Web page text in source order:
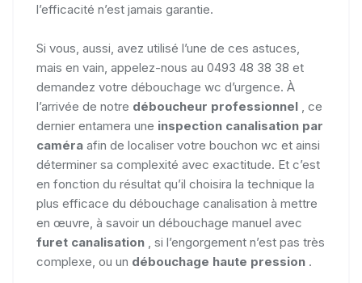
l’efficacité n’est jamais garantie.
Si vous, aussi, avez utilisé l’une de ces astuces,
mais en vain, appelez-nous au 0493 48 38 38 et
demandez votre débouchage wc d’urgence. À
l’arrivée de notre déboucheur professionnel
, ce
dernier entamera une inspection canalisation par
caméra afin de localiser votre bouchon wc et ainsi
déterminer sa complexité avec exactitude. Et c’est
en fonction du résultat qu’il choisira la technique la
plus efficace du débouchage canalisation à mettre
en œuvre, à savoir un débouchage manuel avec
furet canalisation
, si l’engorgement n’est pas très
complexe, ou un débouchage haute pression .